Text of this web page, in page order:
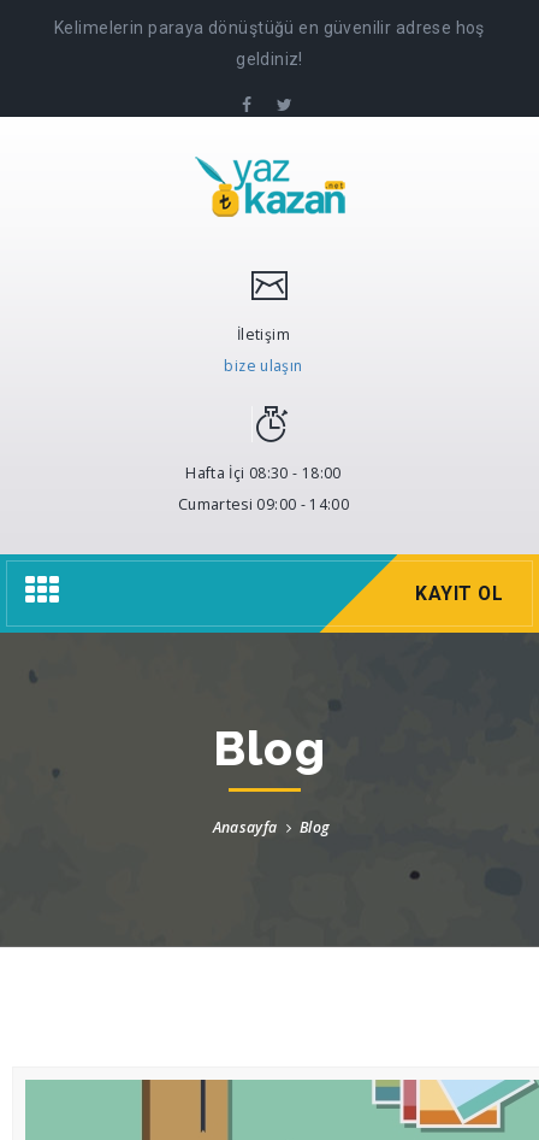
Kelimelerin paraya dönüştüğü en güvenilir adrese hoş
geldiniz!
İletişim
bize ulaşın
Hafta İçi 08:30 - 18:00
Cumartesi 09:00 - 14:00
Navigasyon
Menü
KAYIT OL
Blog
Anasayfa Blog